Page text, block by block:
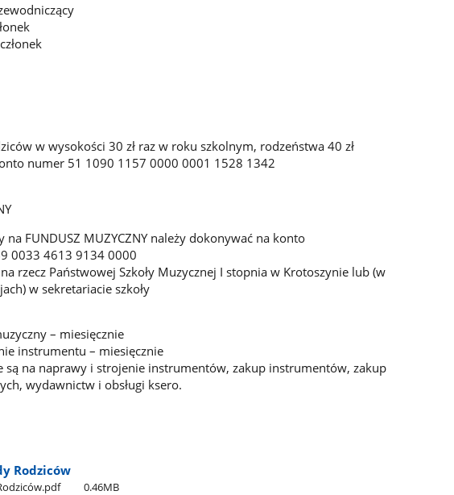
w wysokości 30 zł raz w roku szkolnym, rodzeństwa 40 zł
numer 51 1090 1157 0000 0001 1528 1342
na FUNDUSZ MUZYCZNY należy dokonywać na konto
0033 4613 9134 0000
rzecz Państwowej Szkoły Muzycznej I stopnia w Krotoszynie lub (w
w sekretariacie szkoły
– miesięcznie
instrumentu – miesięcznie
są na naprawy i strojenie instrumentów, zakup instrumentów, zakup
wydawnictw i obsługi ksero.
Rodziców
0.46MB